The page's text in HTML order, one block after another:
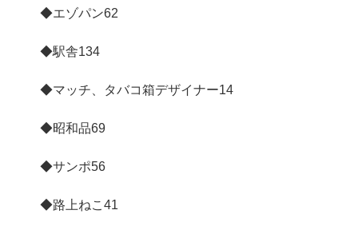
◆エゾパン62
◆駅舎134
◆マッチ、タバコ箱デザイナー14
◆昭和品69
◆サンポ56
◆路上ねこ41